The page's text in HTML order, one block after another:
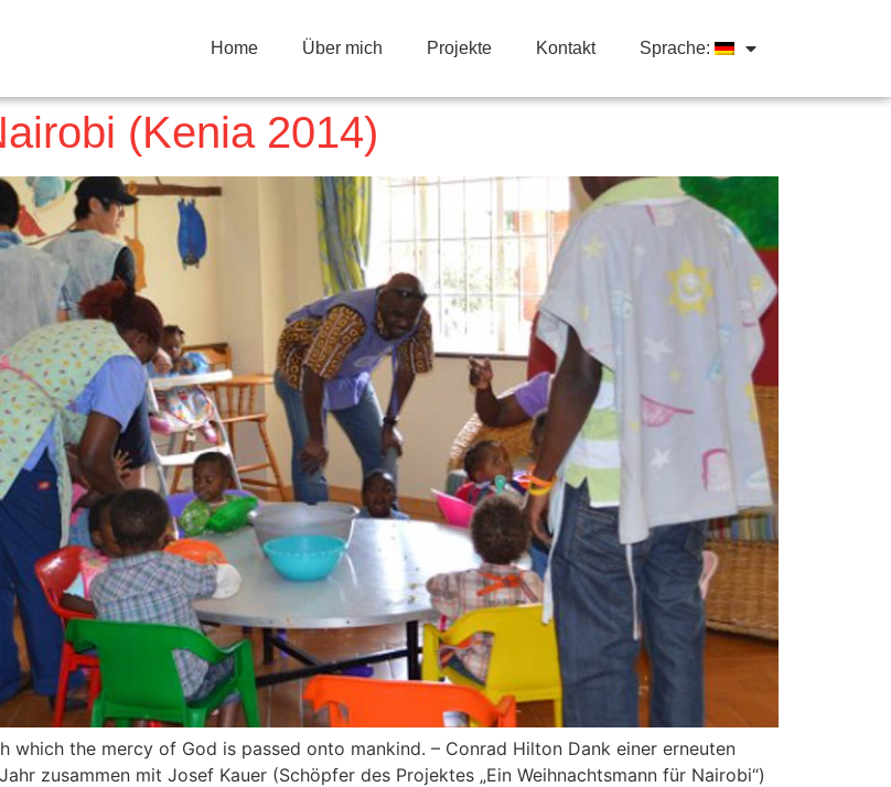
Home Über mich Projekte Kontakt Sprache:
(Kenia 2014)
the mercy of God is passed onto mankind. – Conrad Hilton Dank einer erneuten
zusammen mit Josef Kauer (Schöpfer des Projektes „Ein Weihnachtsmann für Nairobi“)